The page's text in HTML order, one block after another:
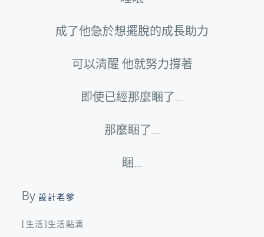
成了他急於想擺脫的成長助力
可以清醒 他就努力撐著
即使已經那麼睏了…
那麼睏了…
睏…
By設計老爹
[生活]生活點滴